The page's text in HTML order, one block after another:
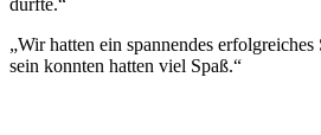
durfte.“
„Wir hatten ein spannendes
sein konnten hatten viel Spaß.“